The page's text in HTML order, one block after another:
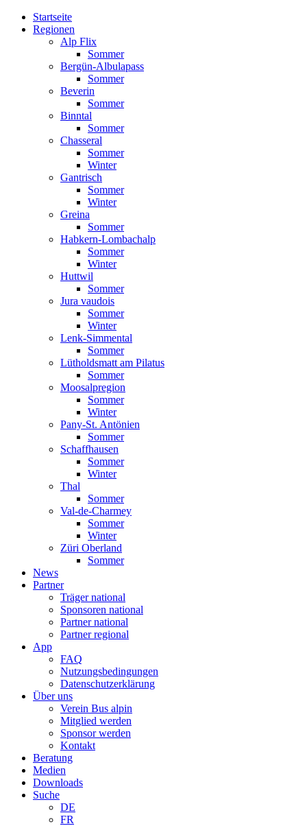
Startseite
Regionen
Alp Flix
Sommer
Bergün-Albulapass
Sommer
Beverin
Sommer
Binntal
Sommer
Chasseral
Sommer
Winter
Gantrisch
Sommer
Winter
Greina
Sommer
Habkern-Lombachalp
Sommer
Winter
Huttwil
Sommer
Jura vaudois
Sommer
Winter
Lenk-Simmental
Sommer
Lütholdsmatt am Pilatus
Sommer
Moosalpregion
Sommer
Winter
Pany-St. Antönien
Sommer
Schaffhausen
Sommer
Winter
Thal
Sommer
Val-de-Charmey
Sommer
Winter
Züri Oberland
Sommer
News
Partner
Träger national
Sponsoren national
Partner national
Partner regional
App
FAQ
Nutzungsbedingungen
Datenschutzerklärung
Über uns
Verein Bus alpin
Mitglied werden
Sponsor werden
Kontakt
Beratung
Medien
Downloads
Suche
DE
FR